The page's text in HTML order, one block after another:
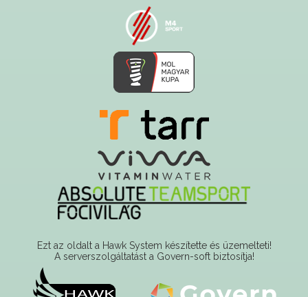
Ezt az oldalt a Hawk System készítette és üzemelteti!